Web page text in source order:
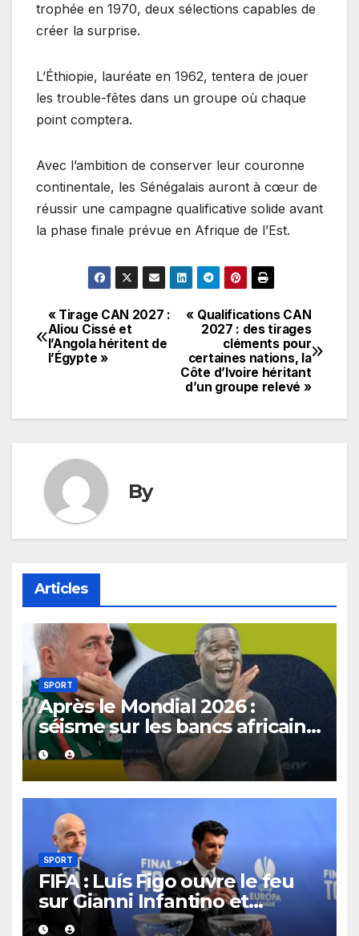
trophée en 1970, deux sélections capables de
créer la surprise.
L’Éthiopie, lauréate en 1962, tentera de jouer
les trouble-fêtes dans un groupe où chaque
point comptera.
Avec l’ambition de conserver leur couronne
continentale, les Sénégalais auront à cœur de
réussir une campagne qualificative solide avant
la phase finale prévue en Afrique de l’Est.
Navigation
de
« Qualifications CAN
2027 : des tirages
cléments pour
certaines nations, la
Côte d’Ivoire héritant
d’un groupe relevé »
« Tirage CAN 2027 :
Aliou Cissé et
l’Angola héritent de
l’Égypte »
By
Articles
SPORT
Après le Mondial 2026 :
séisme sur les bancs africains,
7 sélectionneurs sur 10
quittent déjà leur poste.
SPORT
FIFA : Luís Figo ouvre le feu
sur Gianni Infantino et
réclame un nouveau patron à